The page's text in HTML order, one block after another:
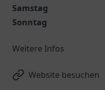
Samstag
Sonntag
Weitere Infos
Website besuchen